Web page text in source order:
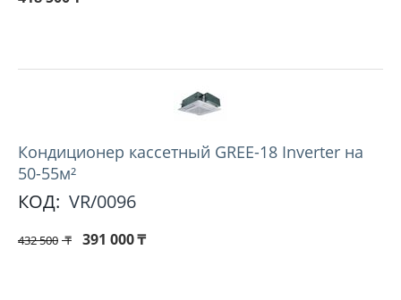
Кондиционер кассетный GREE-18 Inverter на
50-55м²
КОД: VR/0096
432 500 ₸ 391 000₸